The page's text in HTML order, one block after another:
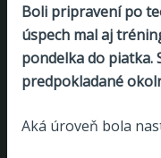
Boli pripravení po
úspech mal aj
pondelka do piatka.
predpokladané
Aká úroveň bola